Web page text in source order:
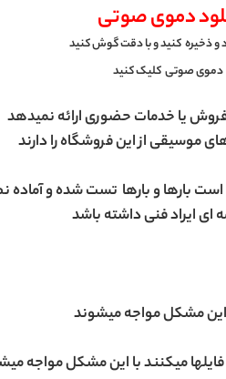
دموی صوتی
و ذخیره کنید و با دقت گوش کنید
دموی صوتیکلیک کنید
یا خدمات حضوری ارائه نمیدهد
موسیقی از این فروشگاه را دارند
است بارها و بارها تست شده و
ای ایراد فنی داشته باشد
این مشکل مواجه میشوند
میکنند با این مشکل مواجه